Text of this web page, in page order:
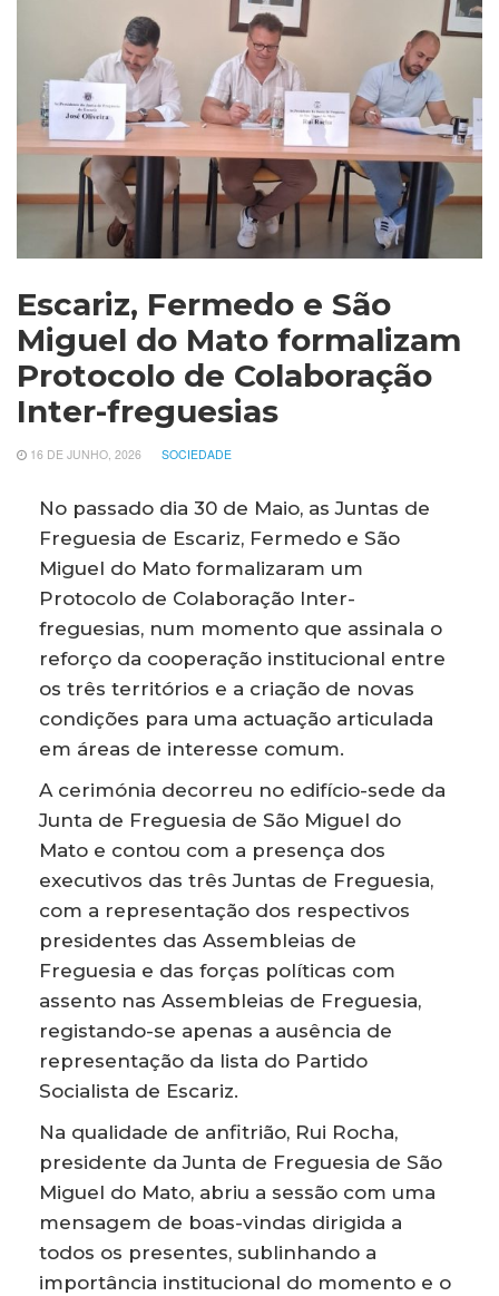
Escariz, Fermedo e São
Miguel do Mato formalizam
Protocolo de Colaboração
Inter-freguesias
16 DE JUNHO, 2026 SOCIEDADE
No passado dia 30 de Maio, as Juntas de
Freguesia de Escariz, Fermedo e São
Miguel do Mato formalizaram um
Protocolo de Colaboração Inter-
freguesias, num momento que assinala o
reforço da cooperação institucional entre
os três territórios e a criação de novas
condições para uma actuação articulada
em áreas de interesse comum.
A cerimónia decorreu no edifício-sede da
Junta de Freguesia de São Miguel do
Mato e contou com a presença dos
executivos das três Juntas de Freguesia,
com a representação dos respectivos
presidentes das Assembleias de
Freguesia e das forças políticas com
assento nas Assembleias de Freguesia,
registando-se apenas a ausência de
representação da lista do Partido
Socialista de Escariz.
Na qualidade de anfitrião, Rui Rocha,
presidente da Junta de Freguesia de São
Miguel do Mato, abriu a sessão com uma
mensagem de boas-vindas dirigida a
todos os presentes, sublinhando a
importância institucional do momento e o